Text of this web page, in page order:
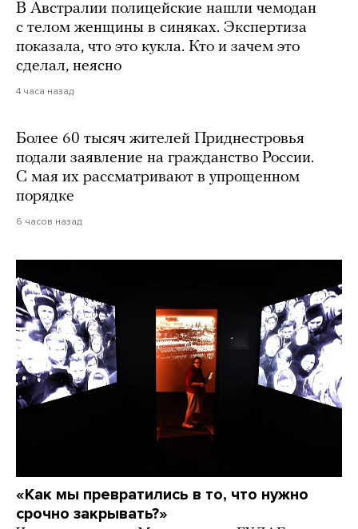
В Австралии полицейские нашли чемодан
с телом женщины в синяках. Экспертиза
показала, что это кукла. Кто и зачем это
сделал, неясно
4 часа назад
Более 60 тысяч жителей Приднестровья
подали заявление на гражданство России.
С мая их рассматривают в упрощенном
порядке
6 часов назад
«Как мы превратились в то, что нужно
срочно закрывать?»